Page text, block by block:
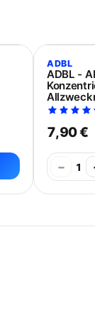
ADBL
ADBL -
500ml
7,90 €
− 1